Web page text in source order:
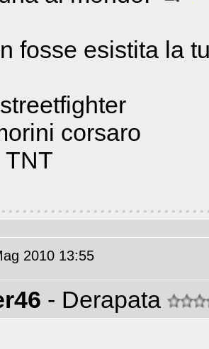
fosse esistita la
corsaro
TNT
2010 13:55
- Derapata